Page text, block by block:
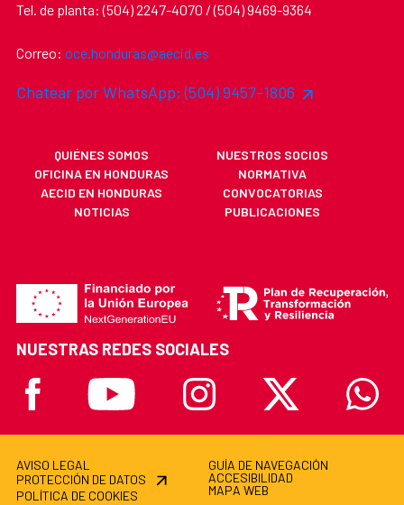
Tel. de planta: (504) 2247-4070 / (504) 9469-9364
Correo: oce.honduras@aecid.es
Chatear por WhatsApp: (504) 9457-1806
QUIÉNES SOMOS
NUESTROS SOCIOS
OFICINA EN HONDURAS
NORMATIVA
AECID EN HONDURAS
CONVOCATORIAS
NOTICIAS
PUBLICACIONES
NUESTRAS REDES SOCIALES
FacebookYoutube Instagram X
AVISO LEGAL
PROTECCIÓN DE DATOS
POLÍTICA DE COOKIES
GUÍA DE NAVEGACIÓN
ACCESIBILIDAD
MAPA WEB